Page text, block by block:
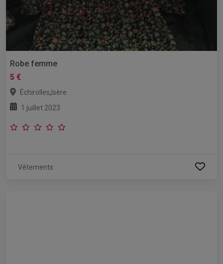
Robe femme
5 €
Échirolles,Isère
1 juillet 2023
Vêtements